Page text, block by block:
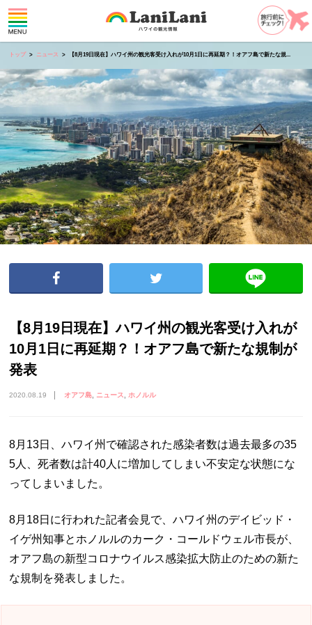
トップ ニュース 【8月19日現在】ハワイ州の観光客受け入れが10月1日に再延期？！オアフ島で新たな規...
【8月19日現在】ハワイ州の観光客受け入れが
10月1日に再延期？！オアフ島で新たな規制が
発表
2020.08.19 オアフ島 ニュース ホノルル
8月13日、ハワイ州で確認された感染者数は過去最多の35
5人、死者数は計40人に増加してしまい不安定な状態にな
ってしまいました。
8月18日に行われた記者会見で、ハワイ州のデイビッド・
イゲ州知事とホノルルのカーク・コールドウェル市長が、
オアフ島の新型コロナウイルス感染拡大防止のための新た
な規制を発表しました。